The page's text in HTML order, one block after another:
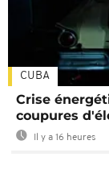
CUBA
Crise
coupures
Il y a 16 heures